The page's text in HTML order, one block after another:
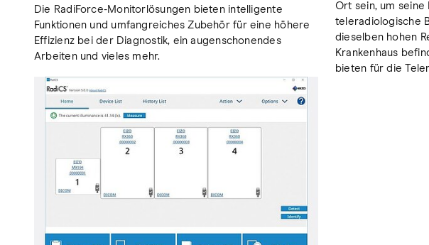
Die RadiForce-Monitorlösungen bieten intelligente
Funktionen und umfangreiches Zubehör für eine höhere
Effizienz bei der Diagnostik, ein augenschonendes
Arbeiten und vieles mehr.
Ort sein, um seine
teleradiologische
dieselben hohen
Krankenhaus
bieten für die